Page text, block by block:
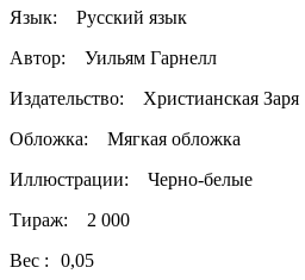
Язык: Русский язык
Автор:
Уильям Гарнелл
Издательство:
Христианская Заря
Обложка: Мягкая обложка
Иллюстрации: Черно-белые
Тираж: 2 000
Вес :
0,05